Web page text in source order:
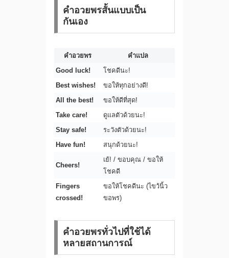
คำอวยพรสั้นแบบเป็น
กันเอง
คำอวยพร
คำแปล
Good luck!
โชคดีนะ!
Best wishes!
ขอให้ทุกอย่างดี!
All the best!
ขอให้ดีที่สุด!
Take care!
ดูแลตัวด้วยนะ!
Stay safe!
ระวังตัวด้วยนะ!
Have fun!
สนุกด้วยนะ!
Cheers!
เย้! / ขอบคุณ / ขอให้
โชคดี
Fingers
crossed!
ขอให้โชคดีนะ (ไขว้นิ้ว
ขอพร)
คำอวยพรทั่วไปที่ใช้ได้
หลายสถานการณ์